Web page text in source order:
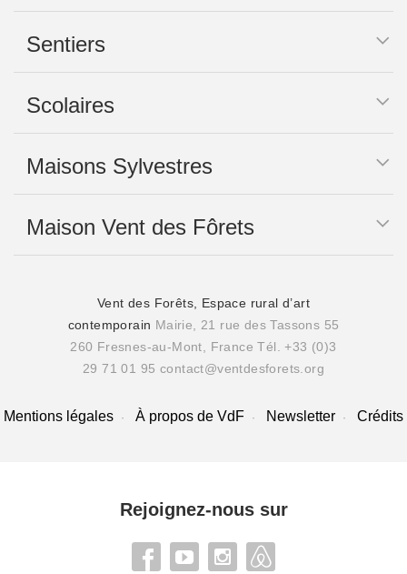
Sentiers
Scolaires
Maisons Sylvestres
Maison Vent des Fôrets
Vent des Forêts, Espace rural d’art
contemporain Mairie, 21 rue des Tassons 55
260 Fresnes-au-Mont, France Tél. +33 (0)3
29 71 01 95 contact@ventdesforets.org
Mentions légales À propos de VdF Newsletter Crédits
Rejoignez-nous sur